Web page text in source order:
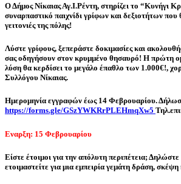
Ο Δήμος Νίκαιας Αγ.Ι.Ρέντη, στηρίζει το “Κυνήγι
συναρπαστικό παιχνίδι γρίφων και δεξιοτήτων που
γειτονιές της πόλης!
Λύστε γρίφους, ξεπεράστε δοκιμασίες και
σας οδηγήσουν στον κρυμμένο θησαυρό! Η πρώτη
λύση θα κερδίσει το μεγάλο έπαθλο των 1.000€!,
Συλλόγου Νίκαιας.
Ημερομηνία εγγραφών έως 14 Φεβρουαρίου.
https://forms.gle/GSzYWKRrPLEHmqXw5
Εναρξη: 15 Φεβρουαρίου
Είστε έτοιμοι για την απόλυτη περιπέτεια;
ετοιμαστείτε για μια εμπειρία γεμάτη δράση,